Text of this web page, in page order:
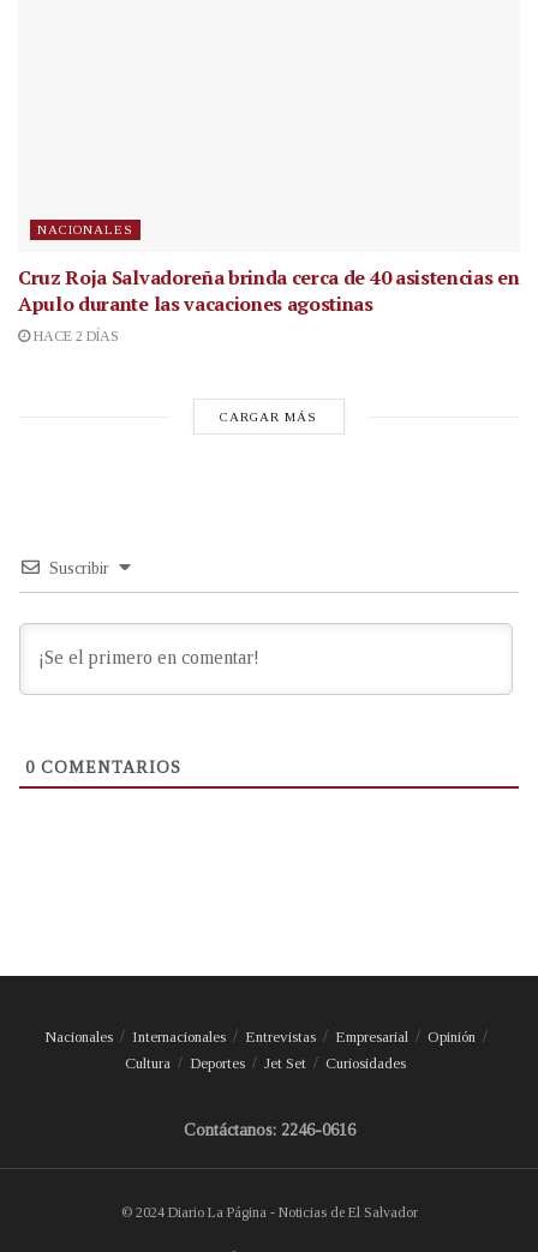
NACIONALES
Cruz Roja Salvadoreña brinda cerca de 40 asistencias en
Apulo durante las vacaciones agostinas
HACE 2 DÍAS
CARGAR MÁS
Suscribir
0 COMENTARIOS
Nacionales Internacionales Entrevistas Empresarial
Opinión
Cultura
Deportes Jet Set Curiosidades
Contáctanos: 2246-0616
© 2024 Diario La Página - Noticias de El Salvador